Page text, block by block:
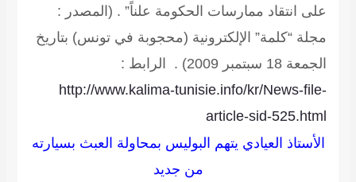
على انتقاد ممارسات الحكومة علناً” . (المصدر :
مجلة “كلمة” الإلكترونية (محجوبة في تونس) بتاريخ
الجمعة 18 سبتمبر 2009) .
الرابط :
http://www.kalima-tunisie.info/kr/News-file-
article-sid-525.html
الأستاذ العيادي يتهم البوليس بمحاولة العبث بسيارته
من جديد